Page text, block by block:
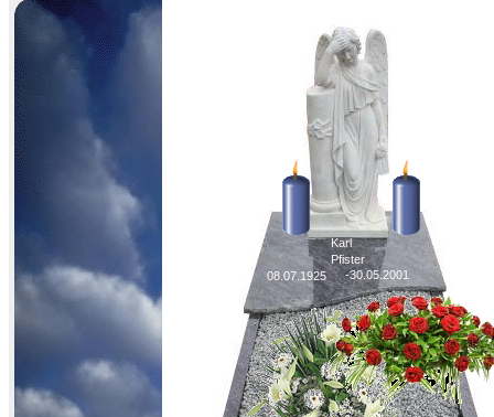
Karl
Pfister
08.07.1925
-30.05.2001